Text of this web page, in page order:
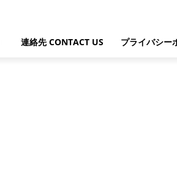
連絡先 CONTACT US プライバシー